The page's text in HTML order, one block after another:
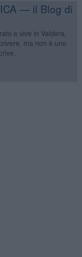
— il Blog di
e vive in Valdera,
ma non è uno